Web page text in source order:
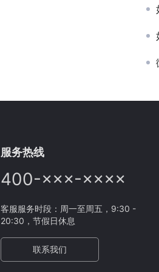
服务热线
400-×××-××××
客服服务时段：周一至周五，9:30 -
20:30，节假日休息
联系我们